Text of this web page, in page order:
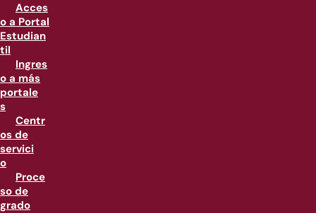
Acces
o a Portal
Estudian
til
Ingres
o a más
portale
s
Centr
os de
servici
o
Proce
so de
grado